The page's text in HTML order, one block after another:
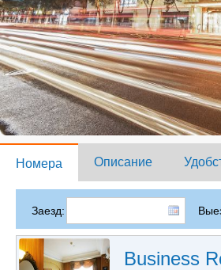
Номера Описание
Заезд:
Business